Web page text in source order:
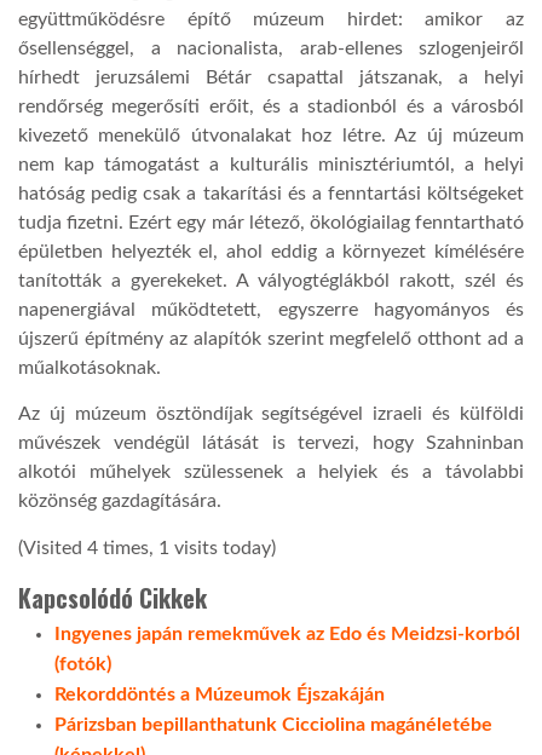
együttműködésre építő múzeum hirdet: amikor az
ősellenséggel, a nacionalista, arab-ellenes szlogenjeiről
hírhedt jeruzsálemi Bétár csapattal játszanak, a helyi
rendőrség megerősíti erőit, és a stadionból és a városból
kivezető menekülő útvonalakat hoz létre. Az új múzeum
nem kap támogatást a kulturális minisztériumtól, a helyi
hatóság pedig csak a takarítási és a fenntartási költségeket
tudja fizetni. Ezért egy már létező, ökológiailag fenntartható
épületben helyezték el, ahol eddig a környezet kímélésére
tanították a gyerekeket. A vályogtéglákból rakott, szél és
napenergiával működtetett, egyszerre hagyományos és
újszerű építmény az alapítók szerint megfelelő otthont ad a
műalkotásoknak.
Az új múzeum ösztöndíjak segítségével izraeli és külföldi
művészek vendégül látását is tervezi, hogy Szahninban
alkotói műhelyek szülessenek a helyiek és a távolabbi
közönség gazdagítására.
(Visited 4 times, 1 visits today)
Kapcsolódó Cikkek
Ingyenes japán remekművek az Edo és Meidzsi-korból
(fotók)
Rekorddöntés a Múzeumok Éjszakáján
Párizsban bepillanthatunk Cicciolina magánéletébe